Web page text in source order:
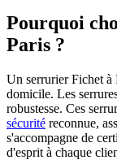
Pourquoi
Paris ?
Un serrurier Fichet à
domicile. Les
robustesse. Ces
sécurité reconnue,
s'accompagne de
d'esprit à chaque